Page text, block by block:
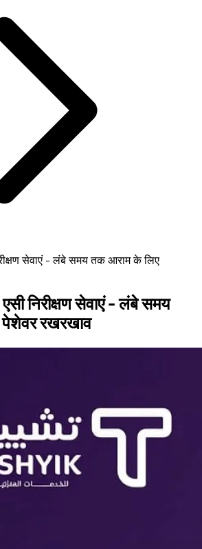
सेवाएं - लंबे समय तक आराम के लिए
निरीक्षण सेवाएं - लंबे समय
रखरखाव